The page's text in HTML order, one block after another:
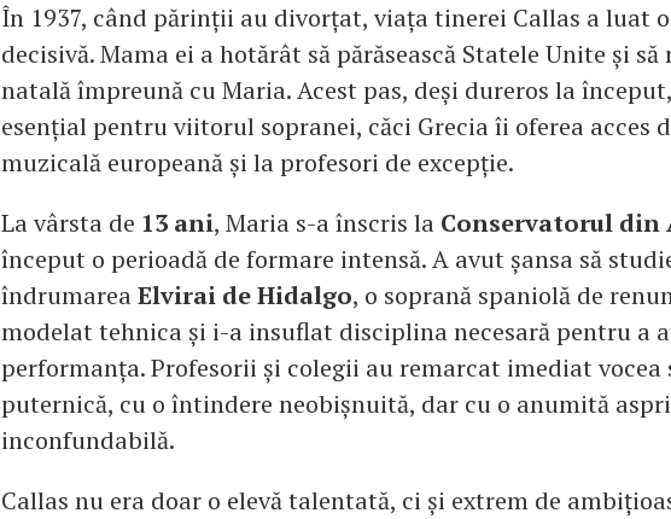
În 1937, când părinții au divorțat, viața tinerei Callas a luat
decisivă. Mama ei a hotărât să părăsească Statele Unite și
natală împreună cu Maria. Acest pas, deși dureros la
esențial pentru viitorul sopranei, căci Grecia îi oferea acces
muzicală europeană și la profesori de excepție.
La vârsta de 13 ani, Maria s-a înscris la Conservatorul din
început o perioadă de formare intensă. A avut șansa să
îndrumareaElvirai de Hidalgo, o soprană spaniolă de
modelat tehnica și i-a insuflat disciplina necesară pentru a
performanța. Profesorii și colegii au remarcat imediat vocea
puternică, cu o întindere neobișnuită, dar cu o anumită
inconfundabilă.
Callas nu era doar o elevă talentată, ci și extrem de